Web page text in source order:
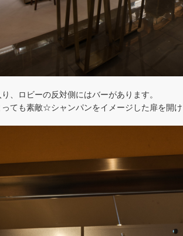
、ロビーの反対側にはバーがあります。
っても素敵☆シャンパンをイメージした扉を開